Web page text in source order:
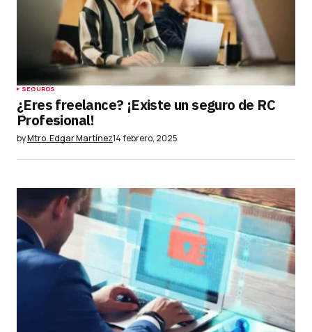
SEGUROS
¿Eres freelance? ¡Existe un seguro de RC
Profesional!
byMtro. Edgar Martínez14 febrero, 2025